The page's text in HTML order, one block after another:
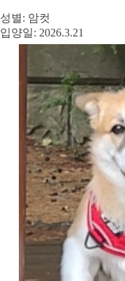
성별: 암컷
입양일: 2026.3.21